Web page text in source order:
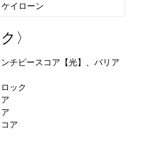
ケイローン
〉
チピースコア【光】、バリア
ック
ア